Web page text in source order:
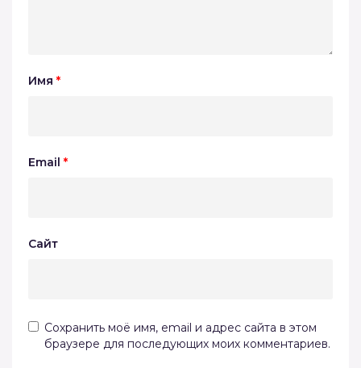
Имя *
Email *
Сайт
Сохранить моё имя, email и адрес сайта в этом
браузере для последующих моих комментариев.